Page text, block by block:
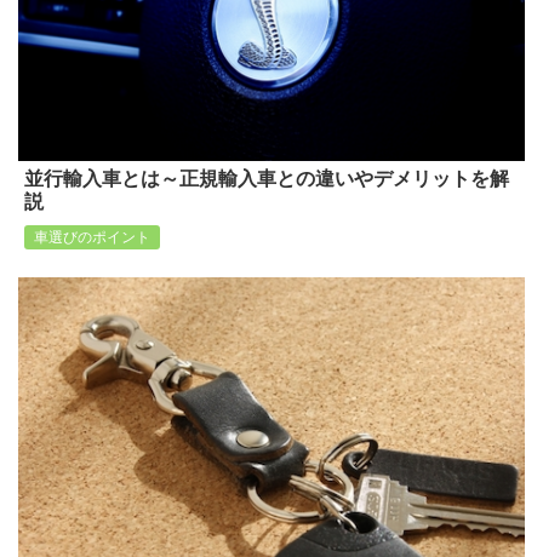
並行輸入車とは～正規輸入車との違いやデメリットを解
説
車選びのポイント